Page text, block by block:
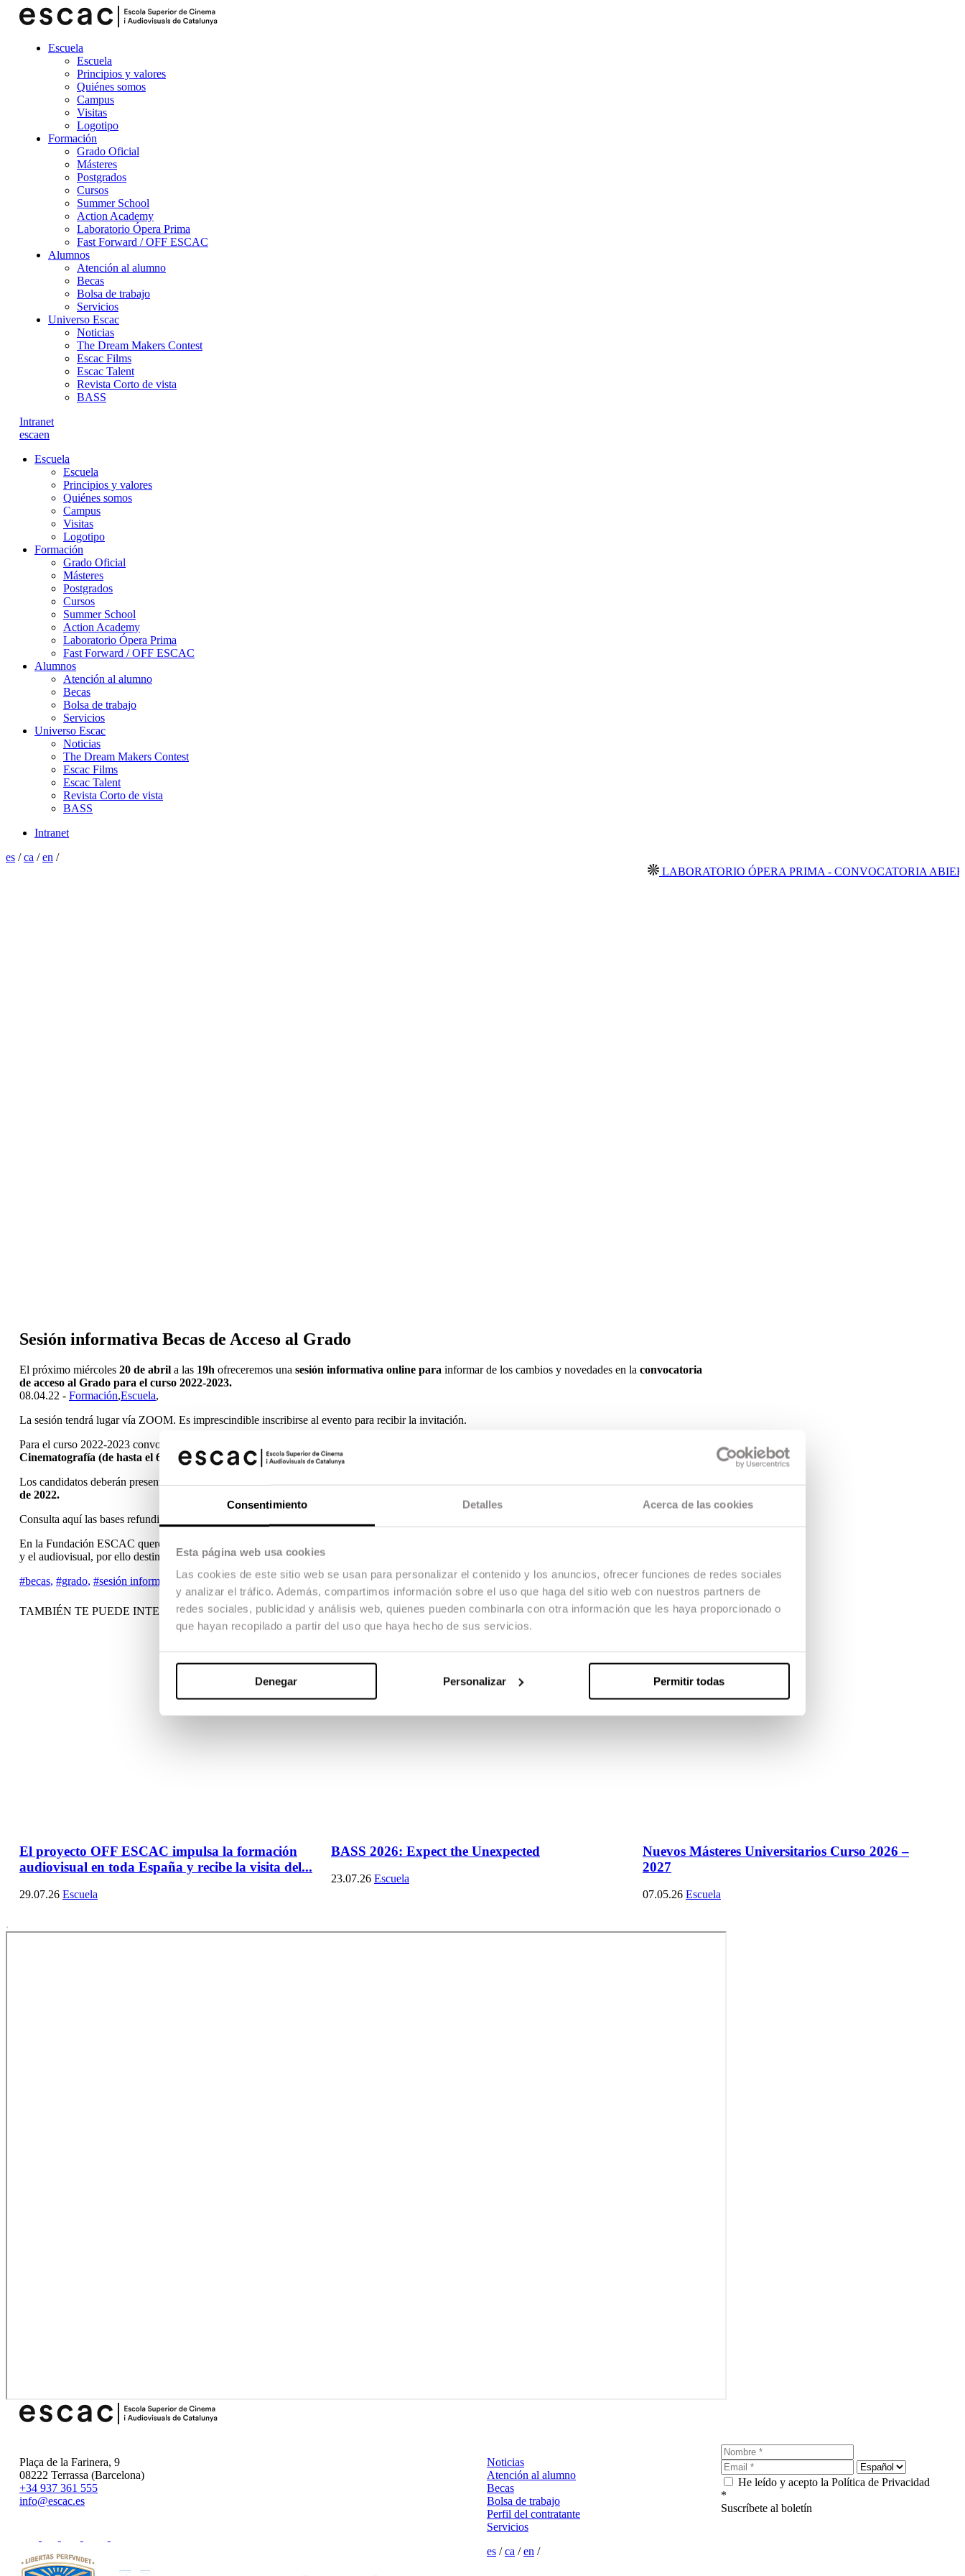
Consentimiento Detalles Acerca de las cookies
Esta página web usa cookies
Las cookies de este sitio web se usan para personalizar el contenido y los anuncios, ofrecer funciones de redes sociales
y analizar el tráfico. Además, compartimos información sobre el uso que haga del sitio web con nuestros partners de
redes sociales, publicidad y análisis web, quienes pueden combinarla con otra información que les haya proporcionado o
que hayan recopilado a partir del uso que haya hecho de sus servicios.
Denegar Personalizar Permitir todas
Escuela
Escuela
Principios y valores
Quiénes somos
Campus
Visitas
Logotipo
Formación
Grado Oficial
Másteres
Postgrados
Cursos
Summer School
Action Academy
Laboratorio Ópera Prima
Fast Forward / OFF ESCAC
Alumnos
Atención al alumno
Becas
Bolsa de trabajo
Servicios
Universo Escac
Noticias
The Dream Makers Contest
Escac Films
Escac Talent
Revista Corto de vista
BASS
Intranet
escaen
Escuela
Escuela
Principios y valores
Quiénes somos
Campus
Visitas
Logotipo
Formación
Grado Oficial
Másteres
Postgrados
Cursos
Summer School
Action Academy
Laboratorio Ópera Prima
Fast Forward / OFF ESCAC
Alumnos
Atención al alumno
Becas
Bolsa de trabajo
Servicios
Universo Escac
Noticias
The Dream Makers Contest
Escac Films
Escac Talent
Revista Corto de vista
BASS
Intranet
es /ca /en /
LABORATORIO ÓPERA PRIMA - CONVOCATORIA ABIERTA 2026
Sesión informativa Becas de Acceso al Grado
El próximo miércoles 20 de abril a las 19h ofreceremos una sesión informativa online para informar de los cambios y novedades en la convocatoria
de acceso al Grado para el curso 2022-2023.
08.04.22 - Formación,Escuela,
La sesión tendrá lugar vía ZOOM. Es imprescindible inscribirse al evento para recibir la invitación.
Para el curso 2022-2023 convocamos las
Cinematografía (de hasta el 60%) y hasta 15 becas completas de formación del curso Foundation.
Los candidatos deberán presentarse en la Convocatoria Preliminar, como cualquier otro aspirante a cursar el Grado en Cinematografía, el
de 2022.
Consulta aquí las bases refundidas, calendario y procedimiento de la convocatoria del curso 2022-2023.
En la Fundación ESCAC queremos que cualquier joven con talento y ganas de aprender pueda acceder a ESCAC y desarrollarse en el mundo del cine
y el audiovisual, por ello destinamos un 13% de nuestro presupuesto a la financiación de becas para los distintos estudios que ofrecemos en la escuela.
#becas, #grado, #sesión informativa,
TAMBIÉN TE PUEDE INTERESAR
El proyecto OFF ESCAC impulsa la formación
audiovisual en toda España y recibe la visita del...
29.07.26 Escuela
BASS 2026: Expect the Unexpected
23.07.26 Escuela
Nuevos Másteres Universitarios Curso 2026 –
2027
07.05.26 Escuela
Plaça de la Farinera, 9
08222 Terrassa (Barcelona)
+34 937 361 555
info@escac.es
Noticias
Atención al alumno
Becas
Bolsa de trabajo
Perfil del contratante
Servicios
es /ca /en /
He leído y acepto la Política de Privacidad
*
Suscríbete al boletín